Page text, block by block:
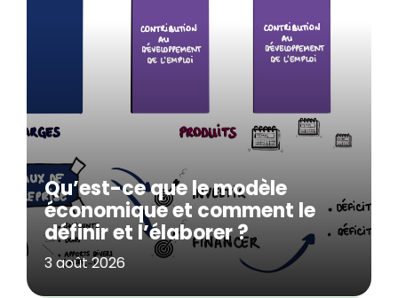
Qu’est-ce que le modèle
économique et comment le
définir et l’élaborer ?
3 août 2026